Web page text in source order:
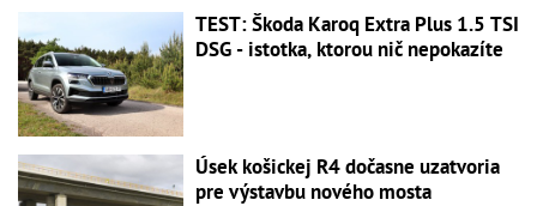
TEST: Škoda Karoq Extra Plus 1.5 TSI
DSG - istotka, ktorou nič nepokazíte
Úsek košickej R4 dočasne uzatvoria
pre výstavbu nového mosta